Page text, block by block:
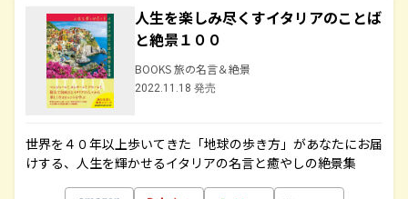
人生を楽しみ尽くすイタリアのことば
と絶景１００
BOOKS 旅の名言＆絶景
2022.11.18 発売
世界を４０年以上歩いてきた「地球の歩き方」があなたにお届
けする、人生を輝かせるイタリアの名言と癒やしの絶景集